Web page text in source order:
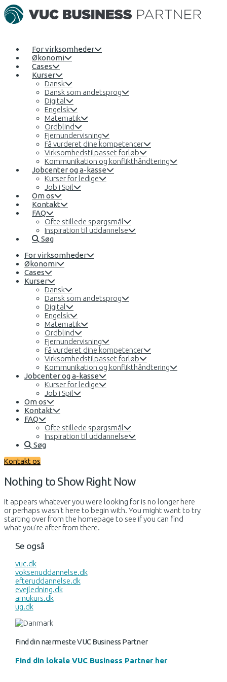
For virksomheder
Økonomi
Cases
Kurser
Dansk
Dansk som andetsprog
Digital
Engelsk
Matematik
Ordblind
Fjernundervisning
Få vurderet dine kompetencer
Virksomhedstilpasset forløb
Kommunikation og konflikthåndtering
Jobcenter og a-kasse
Kurser for ledige
Job i Spil
Om os
Kontakt
FAQ
Ofte stillede spørgsmål
Inspiration til uddannelse
Søg
For virksomheder
Økonomi
Cases
Kurser
Dansk
Dansk som andetsprog
Digital
Engelsk
Matematik
Ordblind
Fjernundervisning
Få vurderet dine kompetencer
Virksomhedstilpasset forløb
Kommunikation og konflikthåndtering
Jobcenter og a-kasse
Kurser for ledige
Job i Spil
Om os
Kontakt
FAQ
Ofte stillede spørgsmål
Inspiration til uddannelse
Søg
Kontakt os
Nothing to Show Right Now
It appears whatever you were looking for is no longer here
or perhaps wasn't here to begin with. You might want to try
starting over from the homepage to see if you can find
what you're after from there.
Se også
vuc.dk
voksenuddannelse.dk
efteruddannelse.dk
evejledning.dk
amukurs.dk
ug.dk
Find din nærmeste VUC Business Partner
Find din lokale VUC Business Partner her